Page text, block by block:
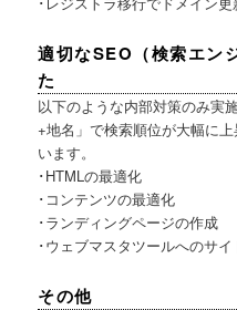
適切なSEO（検索エン
た
以下のような内部対策のみ実
+地名」で検索順位が大幅に
います。
･HTMLの最適化
･コンテンツの最適化
･ランディングページの作成
･ウェブマスタツールへのサ
その他